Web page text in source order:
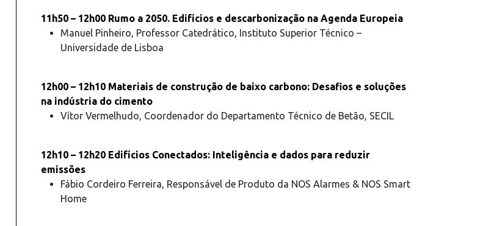
11h50 – 12h00 Rumo a 2050. Edifícios e descarbonização na Agenda Europeia
Manuel Pinheiro, Professor Catedrático, Instituto Superior Técnico –
Universidade de Lisboa
12h00 – 12h10 Materiais de construção de baixo carbono: Desafios e soluções
na indústria do cimento
Vítor Vermelhudo, Coordenador do Departamento Técnico de Betão, SECIL
12h10 – 12h20 Edifícios Conectados: Inteligência e dados para reduzir
emissões
Fábio Cordeiro Ferreira, Responsável de Produto da NOS Alarmes & NOS Smart
Home